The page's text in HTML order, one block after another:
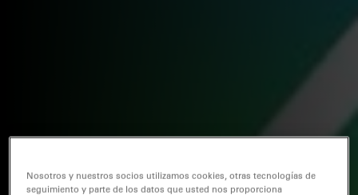
Nosotros y nuestros socios utilizamos cookies, otras tecnologías de
seguimiento y parte de los datos que usted nos proporciona